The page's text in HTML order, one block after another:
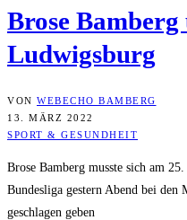
Bro­se
Ludwigsburg
VON WEBECHO BAMBERG
13. MÄRZ 2022
SPORT & GESUNDHEIT
Brose Bamberg musste sich am
Bundesliga gestern Abend bei
geschlagen geben